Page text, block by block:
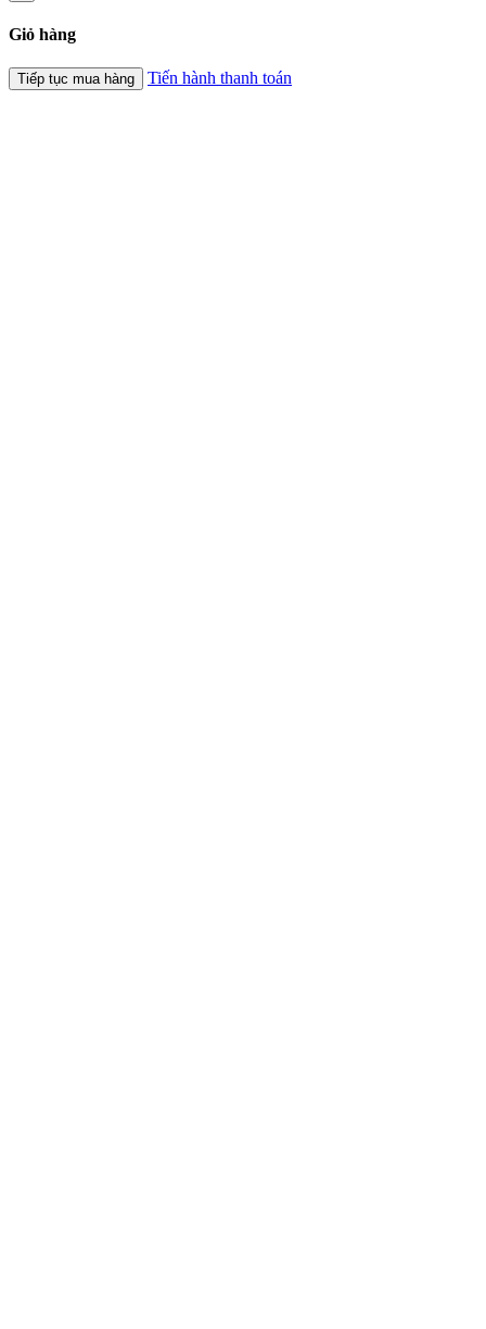
Giỏ hàng
Tiếp tục mua hàng Tiến hành thanh toán